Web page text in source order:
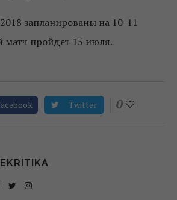
запланированы на 10-11
пройдет 15 июля.
Twitter 0